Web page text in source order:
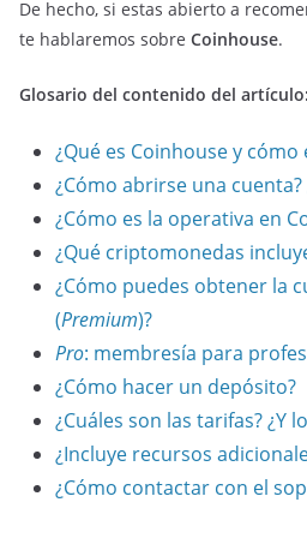
De hecho, si estas abierto a
te hablaremos sobre Coinhouse.
Glosario del contenido del artículo:
¿Qué es Coinhouse y cómo
¿Cómo abrirse una cuenta?
¿Cómo es la operativa en
¿Qué criptomonedas
¿Cómo puedes obtener la
(Premium)?
Pro: membresía para
¿Cómo hacer un depósito?
¿Cuáles son las tarifas? ¿Y
¿Incluye recursos
¿Cómo contactar con el